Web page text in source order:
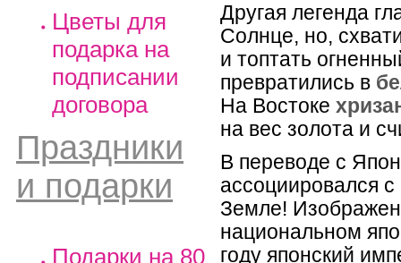
Цветы для
подарка на
подписании
договора
Праздники
и подарки
Подарки на 80
Другая легенда
Солнце, но,
и топтать
превратились в
На Востоке
на вес золота и
В переводе с
ассоциировался
Земле!
национальном
году японский